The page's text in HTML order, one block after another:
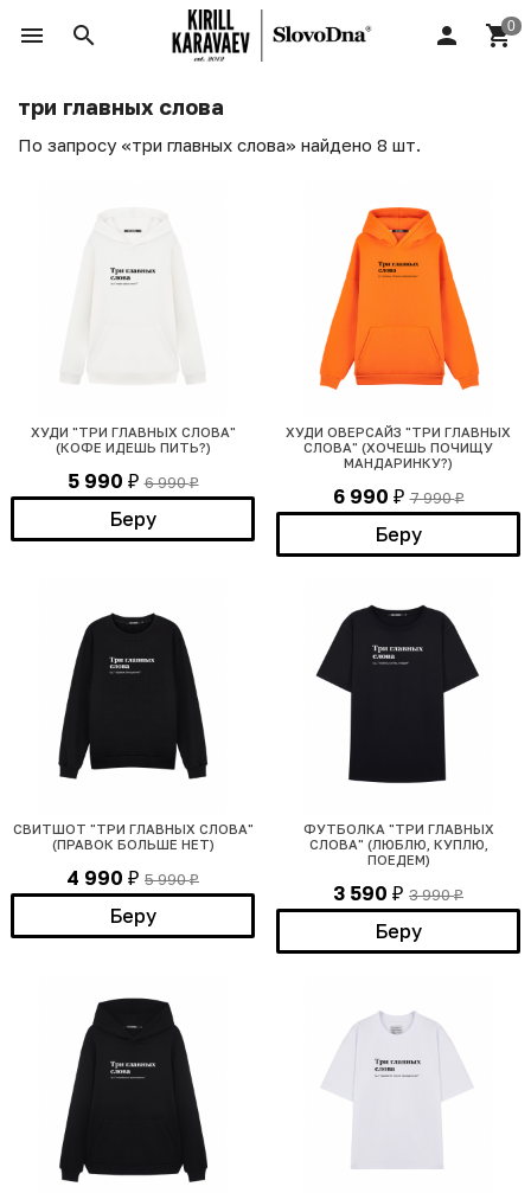
три главных слова
По запросу «три главных слова» найдено 8 шт.
ХУДИ "ТРИ ГЛАВНЫХ СЛОВА"
(КОФЕ ИДЕШЬ ПИТЬ?)
5 990 ₽ 6 990₽
Беру
ХУДИ ОВЕРСАЙЗ "ТРИ ГЛАВНЫХ
СЛОВА" (ХОЧЕШЬ ПОЧИЩУ
МАНДАРИНКУ?)
6 990 ₽ 7 990₽
Беру
СВИТШОТ "ТРИ ГЛАВНЫХ СЛОВА"
(ПРАВОК БОЛЬШЕ НЕТ)
4 990 ₽ 5 990₽
Беру
ФУТБОЛКА "ТРИ ГЛАВНЫХ
СЛОВА" (ЛЮБЛЮ, КУПЛЮ,
ПОЕДЕМ)
3 590 ₽ 3 990₽
Беру